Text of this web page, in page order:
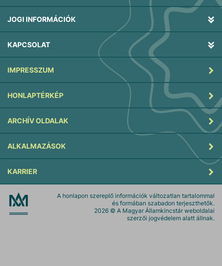
JOGI INFORMÁCIÓK
KAPCSOLAT
IMPRESSZUM
HONLAPTÉRKÉP
ARCHÍV OLDALAK
ALKALMAZÁSOK
KARRIER
A honlapon szereplő információk változatlan tartalommal
és formában szabadon terjeszthetők.
2026 © A Magyar Államkincstár weboldalai
szerzői jogvédelem alatt állnak.